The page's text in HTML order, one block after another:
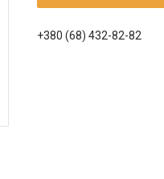
+380 (68) 432-82-82